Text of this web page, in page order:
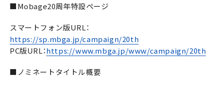
■Mobage20周年特設ページ
スマートフォン版URL：
https://sp.mbga.jp/campaign/20th
PC版URL：https://www.mbga.jp/www/campaign/20th
■ノミネートタイトル概要